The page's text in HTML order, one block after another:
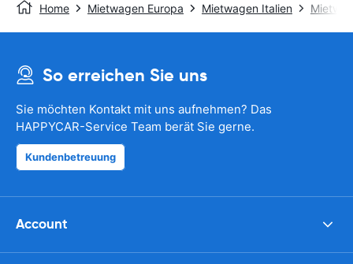
Home Mietwagen Europa Mietwagen Italien
So erreichen Sie uns
Sie möchten Kontakt mit uns aufnehmen? Das
HAPPYCAR-Service Team berät Sie gerne.
Kundenbetreuung
Account